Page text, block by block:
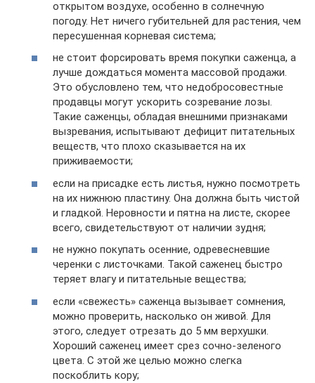
открытом воздухе, особенно в солнечную
погоду. Нет ничего губительней для растения, чем
пересушенная корневая система;
не стоит форсировать время покупки саженца, а
лучше дождаться момента массовой продажи.
Это обусловлено тем, что недобросовестные
продавцы могут ускорить созревание лозы.
Такие саженцы, обладая внешними признаками
вызревания, испытывают дефицит питательных
веществ, что плохо сказывается на их
приживаемости;
если на присадке есть листья, нужно посмотреть
на их нижнюю пластину. Она должна быть чистой
и гладкой. Неровности и пятна на листе, скорее
всего, свидетельствуют от наличии зудня;
не нужно покупать осенние, одревесневшие
черенки с листочками. Такой саженец быстро
теряет влагу и питательные вещества;
если «свежесть» саженца вызывает сомнения,
можно проверить, насколько он живой. Для
этого, следует отрезать до 5 мм верхушки.
Хороший саженец имеет срез сочно-зеленого
цвета. С этой же целью можно слегка
поскоблить кору;